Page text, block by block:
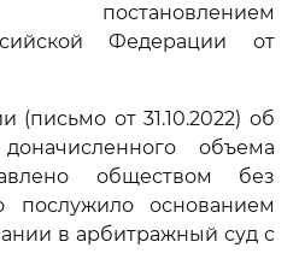
постановлением
Федерации от
(письмо от 31.10.2022) об
объема
обществом без
послужило основанием
в арбитражный суд с